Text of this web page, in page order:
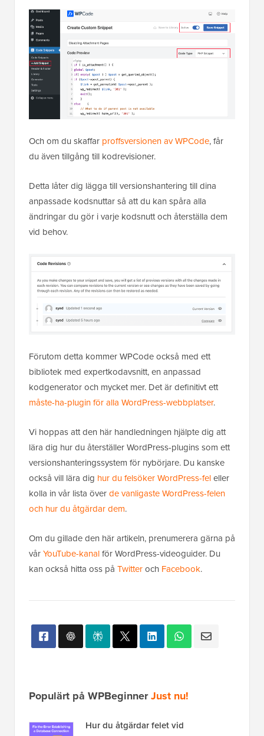
Och om du skaffar proffsversionen av WPCode, får
du även tillgång till kodrevisioner.
Detta låter dig lägga till versionshantering till dina
anpassade kodsnuttar så att du kan spåra alla
ändringar du gör i varje kodsnutt och återställa dem
vid behov.
Förutom detta kommer WPCode också med ett
bibliotek med expertkodavsnitt, en anpassad
kodgenerator och mycket mer. Det är definitivt ett
måste-ha-plugin för alla WordPress-webbplatser.
Vi hoppas att den här handledningen hjälpte dig att
lära dig hur du återställer WordPress-plugins som ett
versionshanteringssystem för nybörjare. Du kanske
också vill lära dig hur du felsöker WordPress-feleller
kolla in vår lista överde vanligaste WordPress-felen
och hur du åtgärdar dem.
Om du gillade den här artikeln, prenumerera gärna på
vårYouTube-kanalför WordPress-videoguider. Du
kan också hitta oss på Twitteroch Facebook.
Populärt på WPBeginnerJust nu!
Hur du åtgärdar felet vid